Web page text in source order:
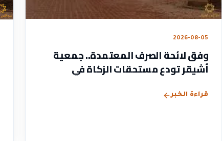
2026-08-05
وفق لائحة الصرف المعتمدة.. جمعية
أشيقر تودع مستحقات الزكاة في
قراءة الخبر